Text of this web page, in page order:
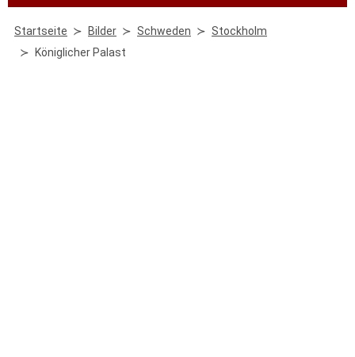
Startseite Bilder Schweden
Stockholm
Königlicher Palast